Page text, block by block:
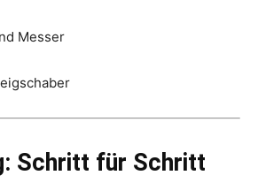
Messer
Schritt für Schritt